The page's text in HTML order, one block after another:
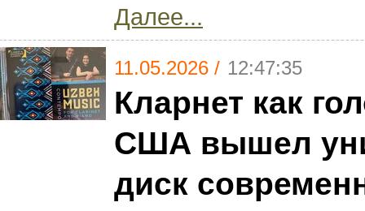
Далее...
11.05.2026 / 12:47:35
Кларнет как
США вышел
диск